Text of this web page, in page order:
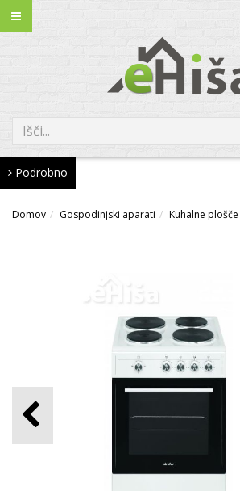
Podrobno
Domov Gospodinjski aparati Kuhalne plošče